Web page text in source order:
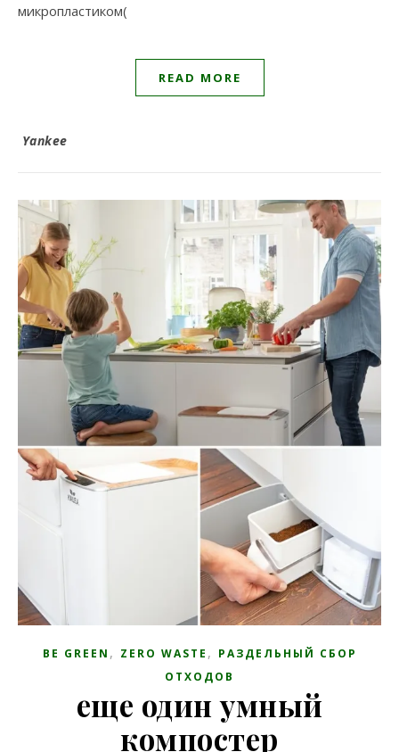
микропластиком(
READ MORE
Yankee
BE GREEN , ZERO WASTE , РАЗДЕЛЬНЫЙ СБОР
ОТХОДОВ
еще один умный
компостер